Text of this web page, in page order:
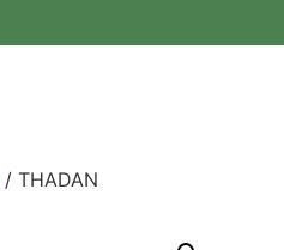
/ THADAN